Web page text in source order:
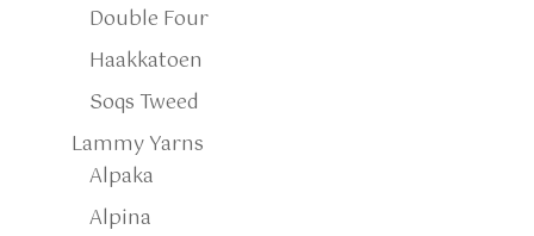
Double Four
Haakkatoen
Soqs Tweed
Lammy Yarns
Alpaka
Alpina